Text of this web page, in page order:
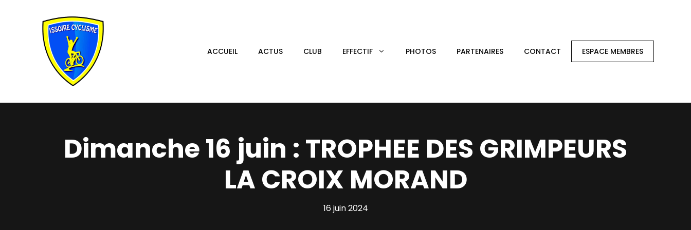
ACCUEIL ACTUS CLUB EFFECTIF PHOTOS PARTENAIRES CONTACT ESPACE MEMBRES
Dimanche 16 juin : TROPHEE DES GRIMPEURS
LA CROIX MORAND
16 juin 2024